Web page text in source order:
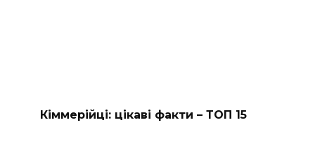
Кіммерійці: цікаві факти – ТОП 15